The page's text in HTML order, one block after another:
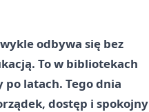
odbywa się bez
To w bibliotekach
latach. Tego dnia
dostęp i spokojny